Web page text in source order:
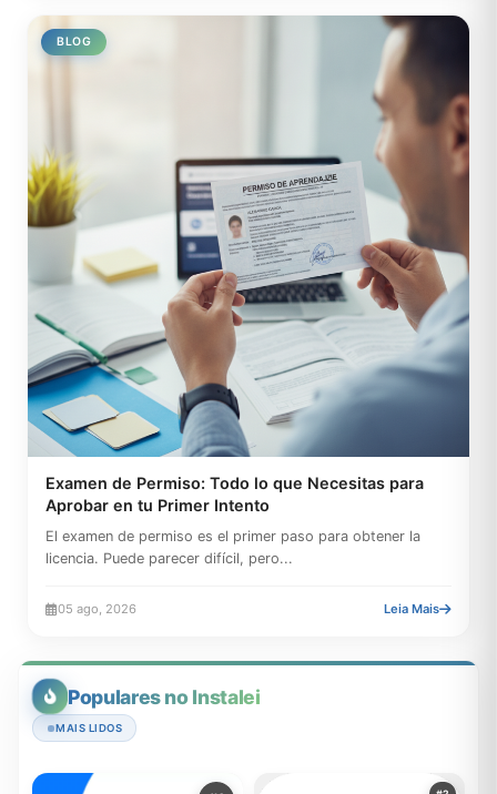
BLOG
Examen de Permiso: Todo lo que Necesitas para
Aprobar en tu Primer Intento
El examen de permiso es el primer paso para obtener la
licencia. Puede parecer difícil, pero...
05 ago, 2026 Leia Mais
Populares no Instalei
MAIS LIDOS